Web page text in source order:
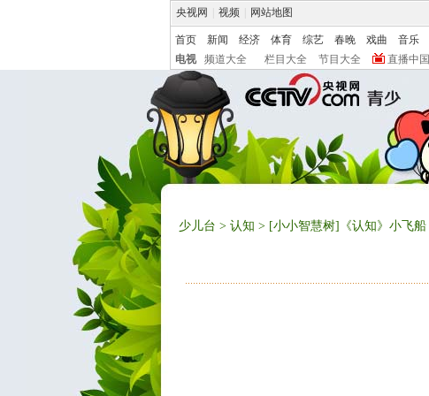
央视网 视频 网站地图
首页 新闻 经济 体育 综艺 春晚 戏曲 音乐
电视
频道大全 栏目大全 节目大全 直播中国
少儿台 > 认知 > [小小智慧树]《认知》小飞船